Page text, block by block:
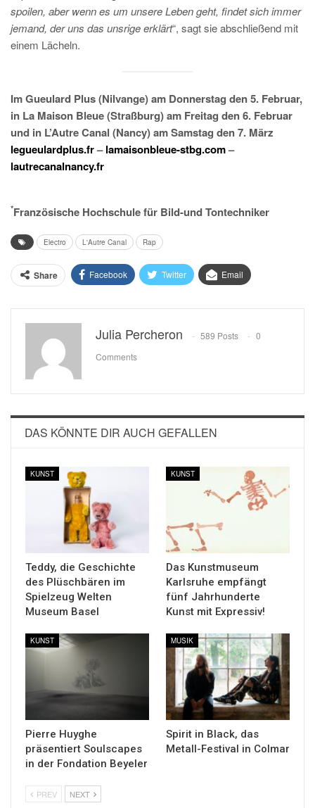
spoilen, aber wenn es um unsere Leben geht, findet sich immer
jemand, der uns das unsrige erklärt“, sagt sie abschließend mit
einem Lächeln.
Im Gueulard Plus (Nilvange) am Donnerstag den 5. Februar,
in La Maison Bleue (Straßburg) am Freitag den 6. Februar
und in L’Autre Canal (Nancy) am Samstag den 7. März
legueulardplus.fr–lamaisonbleue-stbg.com–
lautrecanalnancy.fr
*Französische Hochschule für Bild-und Tontechniker
Electro L'Autre Canal Rap
Share Facebook Twitter Email
Julia Percheron 589 Posts
0
Comments
DAS KÖNNTE DIR AUCH GEFALLEN
KUNST
Teddy, die Geschichte
des Plüschbären im
Spielzeug Welten
Museum Basel
KUNST
Das Kunstmuseum
Karlsruhe empfängt
fünf Jahrhunderte
Kunst mit Expressiv!
KUNST
Pierre Huyghe
präsentiert Soulscapes
in der Fondation Beyeler
MUSIK
Spirit in Black, das
Metall-Festival in Colmar
PREV NEXT